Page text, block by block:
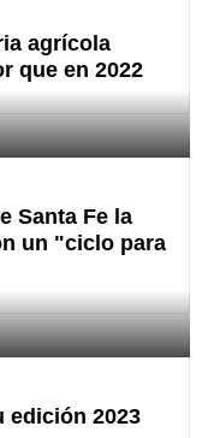
agrícola
que en 2022
Santa Fe la
un "ciclo para
edición 2023